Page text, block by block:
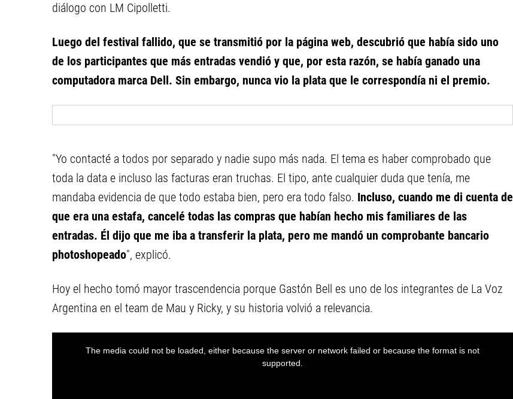
diálogo con LM Cipolletti.
Luego del festival fallido, que se transmitió por la página web, descubrió que había sido uno
de los participantes que más entradas vendió y que, por esta razón, se había ganado una
computadora marca Dell. Sin embargo, nunca vio la plata que le correspondía ni el premio.
"Yo contacté a todos por separado y nadie supo más nada. El tema es haber comprobado que
toda la data e incluso las facturas eran truchas. El tipo, ante cualquier duda que tenía, me
mandaba evidencia de que todo estaba bien, pero era todo falso. Incluso, cuando me di cuenta de
que era una estafa, cancelé todas las compras que habían hecho mis familiares de las
entradas. Él dijo que me iba a transferir la plata, pero me mandó un comprobante bancario
photoshopeado", explicó.
Hoy el hecho tomó mayor trascendencia porque Gastón Bell es uno de los integrantes de La Voz
Argentina en el team de Mau y Ricky, y su historia volvió a relevancia.